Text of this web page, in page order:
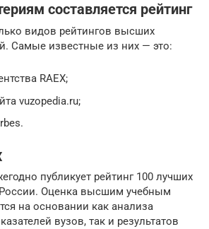
составляется рейтинг
видов рейтингов высших
Самые известные из них — это:
RAEX;
vuzopedia.ru;
публикует рейтинг 100 лучших
Оценка высшим учебным
на основании как анализа
вузов, так и результатов